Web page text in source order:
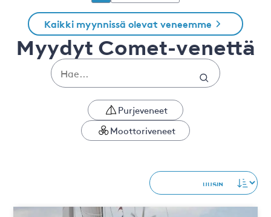
Kaikki myynnissä olevat veneemme
Myydyt Comet-venettä
Purjeveneet
Moottoriveneet